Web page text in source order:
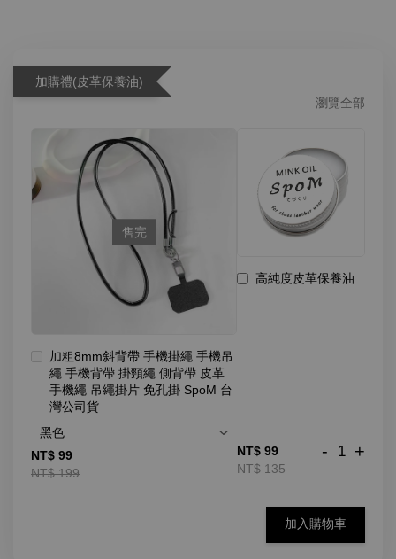
加購禮(皮革保養油)
瀏覽全部
售完
加粗8mm斜背帶 手機掛繩 手機吊
繩 手機背帶 掛頸繩 側背帶 皮革
手機繩 吊繩掛片 免孔掛 SpoM 台
灣公司貨
NT$ 99
NT$ 199
高純度皮革保養油
NT$ 99
NT$ 135
- +
加入購物車